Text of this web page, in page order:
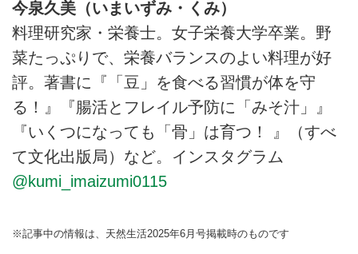
で、ぜひ朝食に取り入れてみてく
ださいね。
今泉久美（いまいずみ・くみ）
料理研究家・栄養士。女子栄養大学卒業。野
菜たっぷりで、栄養バランスのよい料理が好
評。著書に『「豆」を食べる習慣が体を守
る！』『腸活とフレイル予防に「みそ汁」』
『いくつになっても「骨」は育つ！ 』（すべ
て文化出版局）など。インスタグラム
@kumi_imaizumi0115
※記事中の情報は、天然生活2025年6月号掲載時のものです